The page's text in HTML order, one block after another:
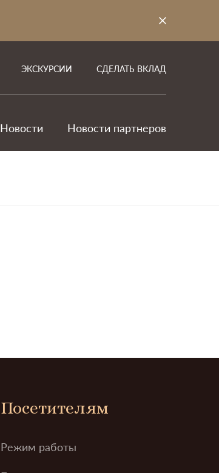
ЭКСКУРСИИ СДЕЛАТЬ ВКЛАД
Новости Новости партнеров
Посетителям
Режим работы